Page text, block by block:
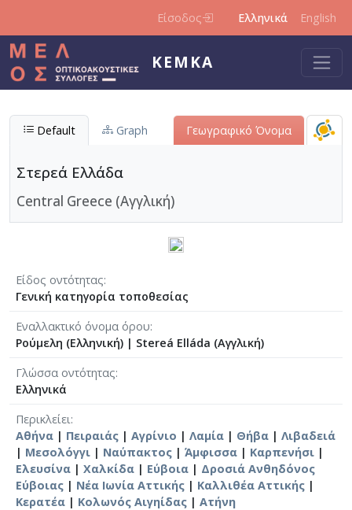
Είσοδος Ελληνικά English
ΚΕΜΚΑ
Default Graph Γεωγραφικό Όνομα
Στερεά Ελλάδα
Central Greece (Αγγλική)
Είδος οντότητας
Γενική κατηγορία τοποθεσίας
Εναλλακτικό όνομα όρου
Ρούμελη (Ελληνική) | Stereá Elláda (Αγγλική)
Γλώσσα οντότητας
Ελληνικά
Περικλείει
Αθήνα | Πειραιάς | Αγρίνιο | Λαμία | Θήβα | Λιβαδειά
| Μεσολόγγι | Ναύπακτος | Άμφισσα | Καρπενήσι |
Ελευσίνα | Χαλκίδα | Εύβοια | Δροσιά Ανθηδόνος
Εύβοιας | Νέα Ιωνία Αττικής | Καλλιθέα Αττικής |
Κερατέα | Κολωνός Αιγηίδας | Ατήνη